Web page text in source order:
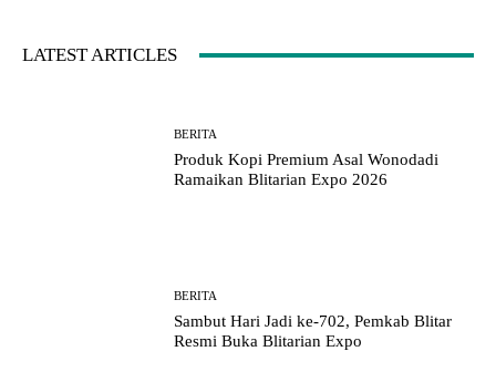
LATEST ARTICLES
BERITA
Produk Kopi Premium Asal Wonodadi
Ramaikan Blitarian Expo 2026
BERITA
Sambut Hari Jadi ke-702, Pemkab Blitar
Resmi Buka Blitarian Expo